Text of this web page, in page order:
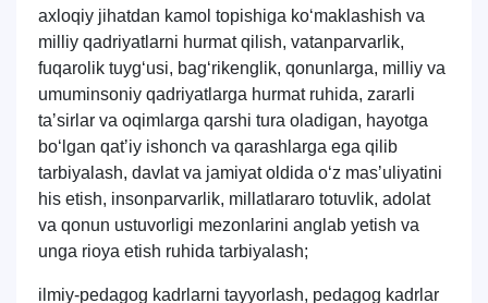
axloqiy jihatdan kamol topishiga ko‘maklashish va
milliy qadriyatlarni hurmat qilish, vatanparvarlik,
fuqarolik tuyg‘usi, bag‘rikenglik, qonunlarga, milliy va
umuminsoniy qadriyatlarga hurmat ruhida, zararli
taʼsirlar va oqimlarga qarshi tura oladigan, hayotga
bo‘lgan qatʼiy ishonch va qarashlarga ega qilib
tarbiyalash, davlat va jamiyat oldida o‘z masʼuliyatini
his etish, insonparvarlik, millatlararo totuvlik, adolat
va qonun ustuvorligi mezonlarini anglab yetish va
unga rioya etish ruhida tarbiyalash;
ilmiy-pedagog kadrlarni tayyorlash, pedagog kadrlar